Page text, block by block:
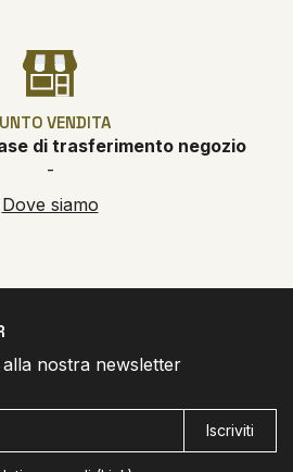
VENDITA
di trasferimento negozio
-
Dove siamo
nostra newsletter
Iscriviti